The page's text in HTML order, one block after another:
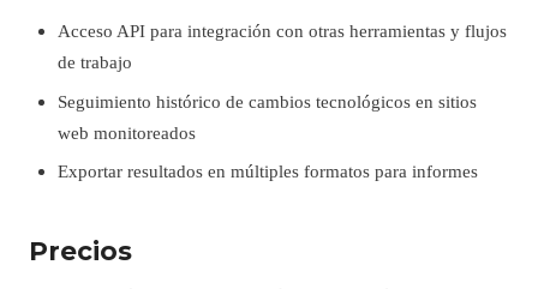
Acceso API para integración con otras herramientas y flujos
de trabajo
Seguimiento histórico de cambios tecnológicos en sitios
web monitoreados
Exportar resultados en múltiples formatos para informes
Precios